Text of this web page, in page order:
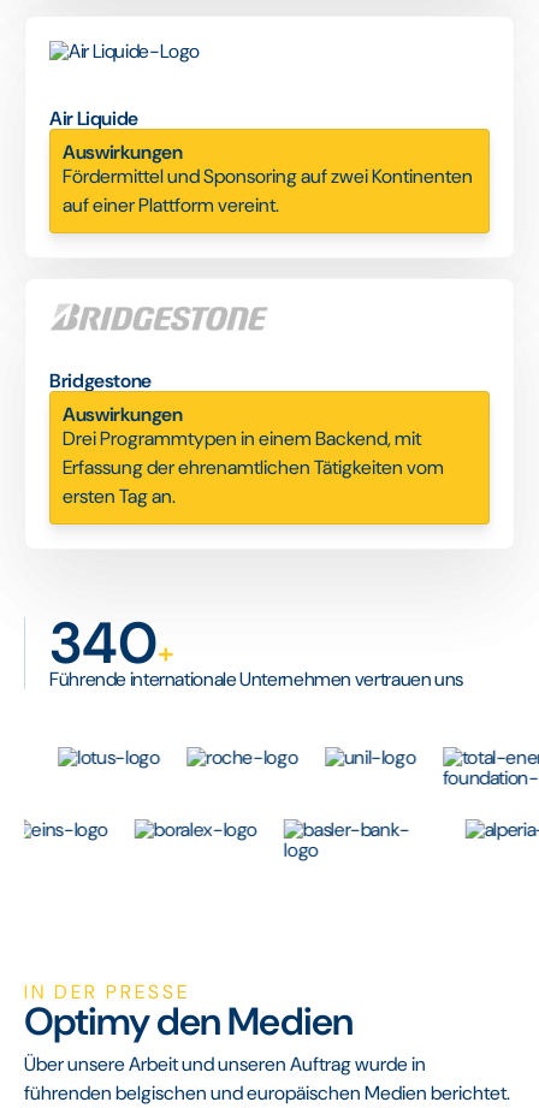
Air Liquide
Auswirkungen
Fördermittel und Sponsoring auf zwei Kontinenten
auf einer Plattform vereint.
Bridgestone
Auswirkungen
Drei Programmtypen in einem Backend, mit
Erfassung der ehrenamtlichen Tätigkeiten vom
ersten Tag an.
340+
Führende internationale Unternehmen vertrauen uns
IN DER PRESSE
Optimy den Medien
Über unsere Arbeit und unseren Auftrag wurde in
führenden belgischen und europäischen Medien berichtet.